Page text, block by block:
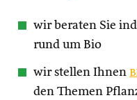
wir beraten Sie
rund um Bio
wir stellen Ihnen
den Themen